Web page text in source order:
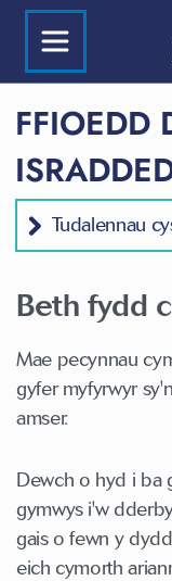
FFIOEDD
Tudalennau
Beth fydd
Mae pecynnau
gyfer myfyrwyr
amser.
Dewch o hyd i ba
gymwys i'w
gais o fewn y
eich cymorth